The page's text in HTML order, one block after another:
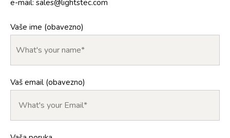
e-mail: sales@lightstec.com
Vaše ime (obavezno)
Vaš email (obavezno)